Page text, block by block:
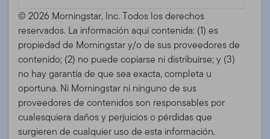
© 2026 Morningstar, Inc. Todos los derechos
reservados. La información aquí contenida: (1) es
propiedad de Morningstar y/o de sus proveedores de
contenido; (2) no puede copiarse ni distribuirse; y (3)
no hay garantía de que sea exacta, completa u
oportuna. Ni Morningstar ni ninguno de sus
proveedores de contenidos son responsables por
cualesquiera daños y perjuicios o pérdidas que
surgieren de cualquier uso de esta información.